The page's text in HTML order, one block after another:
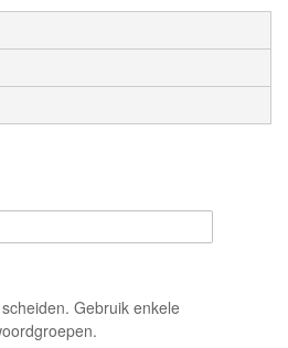
Gebruik enkele